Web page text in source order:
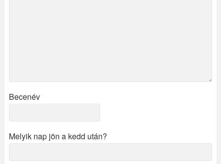
Becenév
Melyik nap jön a kedd után?